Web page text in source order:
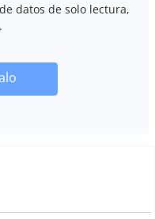
datos de solo lectura,